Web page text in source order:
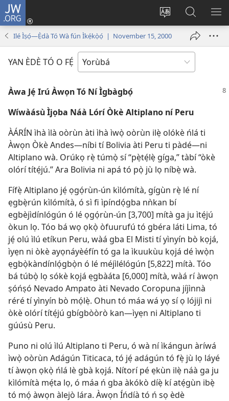
JW.ORG
Yí
èdè
pa
Wọlé
(opens
window)
Wa
JW.ORG
Ilé Ìṣọ́—Ẹ̀dà Tó Wà fún Ìkẹ́kọ̀ọ́ | November 15, 2000
YAN ÈDÈ TÓ O FẸ́
Àwa Jẹ́ Irú Àwọn Tó Ní Ìgbàgbọ́
Wíwàásù Ìjọba Náà Lórí Òkè Altiplano ní Peru
ÀÁRÍN ìhà ìlà oòrùn àti ìhà ìwọ̀ oòrùn ilẹ̀ olókè ńlá ti
Àwọn Òkè Andes—níbi tí Bolivia àti Peru ti pàdé—ni
Altiplano wà. Orúkọ rẹ̀ túmọ̀ sí “pẹ̀tẹ́lẹ̀ gíga,” tàbí “òkè
olórí títẹ́jú.” Ara Bolivia ni apá tó pọ̀ jù lọ níbẹ̀ wà.
Fífẹ̀ Altiplano jẹ́ ọgọ́rùn-ún kìlómítà, gígùn rẹ̀ lé ní
ẹgbẹ̀rún kìlómítà, ó sì fi ìpíndọ́gba nǹkan bí
egbèjìdínlógún ó lé ọgọ́rùn-ún [3,700] mítà ga ju ìtẹ́jú
òkun lọ. Tóo bá wọ ọkọ̀ òfuurufú tó gbéra láti Lima, tó
jẹ́ olú ìlú etíkun Peru, wàá gba El Misti tí yìnyín bò kọjá,
ìyẹn ni òkè ayọnáyèéfín tó ga la ìkuukùu kọjá dé ìwọ̀n
ẹgbọ̀kàndínlọ́gbọ̀n ó lé méjìlélógún [5,822] mítà. Tóo
bá túbọ̀ lọ sókè kọjá ẹgbàáta [6,000] mítà, wàá rí àwọn
ṣóńṣó Nevado Ampato àti Nevado Coropuna jíjìnnà
réré tí yìnyín bò mọ́lẹ̀. Ohun tó máa wá yọ sí ọ lójijì ni
òkè olórí títẹ́jú gbígbòòrò kan—ìyẹn ni Altiplano ti
gúúsù Peru.
Puno ni olú ìlú Altiplano ti Peru, ó wà ní ìkángun àríwá
ìwọ̀ oòrùn Adágún Titicaca, tó jẹ́ adágún tó fẹ̀ jù lọ láyé
tí àwọn ọkọ̀ ńlá lè gbà kọjá. Nítorí pé ẹkùn ilẹ̀ náà ga ju
kìlómítà mẹ́ta lọ, ó máa ń gba àkókò díẹ̀ kí atẹ́gùn ibẹ̀
tó mọ́ àwọn àlejò lára. Àwọn Íńdíà tó ń sọ èdè